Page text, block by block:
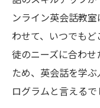
ンライン英会話教
わせて、いつでも
徒のニーズに合わ
ため、英会話を学
ログラムと言えるで